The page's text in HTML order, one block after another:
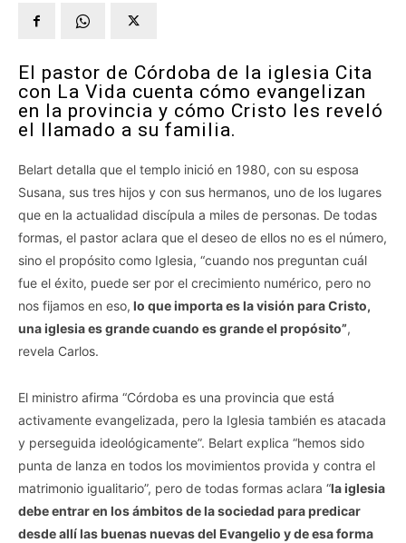
El pastor de Córdoba de la iglesia Cita
con La Vida cuenta cómo evangelizan
en la provincia y cómo Cristo les reveló
el llamado a su familia.
Belart detalla que el templo inició en 1980, con su esposa
Susana, sus tres hijos y con sus hermanos, uno de los lugares
que en la actualidad discípula a miles de personas. De todas
formas, el pastor aclara que el deseo de ellos no es el número,
sino el propósito como Iglesia, “cuando nos preguntan cuál
fue el éxito, puede ser por el crecimiento numérico, pero no
nos fijamos en eso, lo que importa es la visión para Cristo,
una iglesia es grande cuando es grande el propósito”,
revela Carlos.
El ministro afirma “Córdoba es una provincia que está
activamente evangelizada, pero la Iglesia también es atacada
y perseguida ideológicamente”. Belart explica “hemos sido
punta de lanza en todos los movimientos provida y contra el
matrimonio igualitario”, pero de todas formas aclara “la iglesia
debe entrar en los ámbitos de la sociedad para predicar
desde allí las buenas nuevas del Evangelio y de esa forma